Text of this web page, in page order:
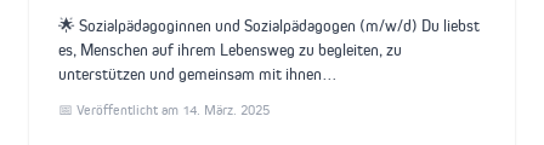
🌟 Sozialpädagoginnen und Sozialpädagogen (m/w/d) Du liebst
es, Menschen auf ihrem Lebensweg zu begleiten, zu
unterstützen und gemeinsam mit ihnen…
📅 Veröffentlicht am 14. März. 2025